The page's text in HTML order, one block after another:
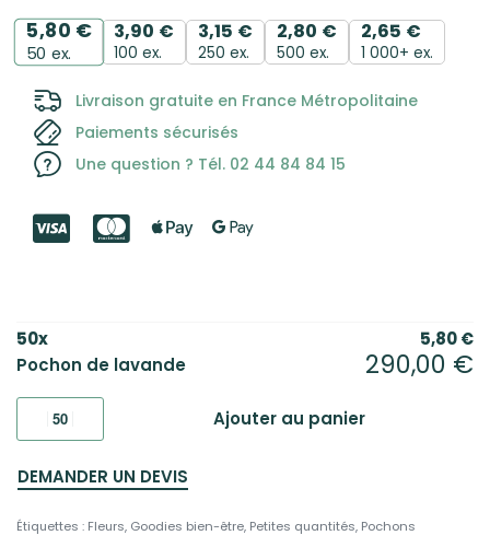
5,80 €
50 ex.
3,90 €
100 ex.
3,15 €
250 ex.
2,80 €
500 ex.
2,65 €
1 000+ ex.
Livraison gratuite en France Métropolitaine
Paiements sécurisés
Une question ? Tél. 02 44 84 84 15
50x 5,80€
Pochon de lavande
290,00 €
Ajouter au panier
DEMANDER UN DEVIS
Étiquettes : Fleurs, Goodies bien-être, Petites quantités, Pochons